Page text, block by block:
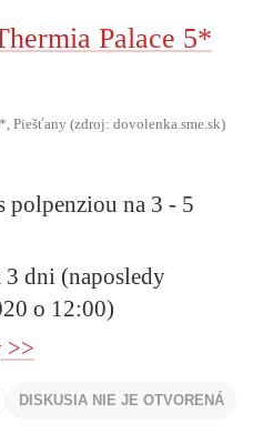
Palace 5*
Piešťany (zdroj: dovolenka.sme.sk)
polpenziou na 3 - 5
3 dni (naposledy
o 12:00)
>>
DISKUSIA NIE JE OTVORENÁ